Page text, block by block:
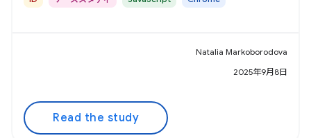
Natalia Markoborodova
2025年9月8日
Read the study